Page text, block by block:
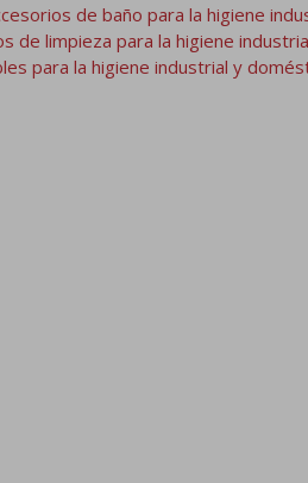
de baño para la higiene
de limpieza para la higiene
para la higiene industrial y